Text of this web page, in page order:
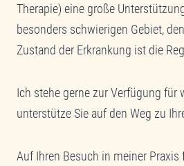
Therapie) eine große
besonders schwierigen Gebiet,
Zustand der Erkrankung ist die
Ich stehe gerne zur Verfügung für
unterstütze Sie auf den Weg zu
Auf Ihren Besuch in meiner Praxis